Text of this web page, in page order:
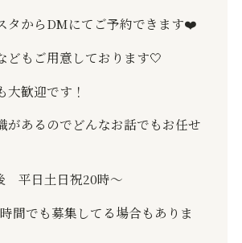
タからDMにてご予約できます❤️
どもご用意しております🤍
大歓迎です！
があるのでどんなお話でもお任せ
平日土日祝20時〜
間でも募集してる場合もありま